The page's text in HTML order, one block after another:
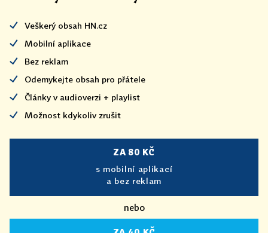
Veškerý obsah HN.cz
Mobilní aplikace
Bez reklam
Odemykejte obsah pro přátele
Články v audioverzi + playlist
Možnost kdykoliv zrušit
ZA 80 KČ
s mobilní aplikací
a bez reklam
nebo